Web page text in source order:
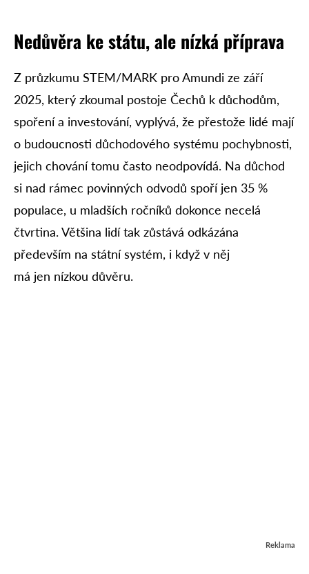
Nedůvěra ke státu, ale nízká příprava
Z průzkumu STEM/MARK pro Amundi ze září
2025, který zkoumal postoje Čechů k důchodům,
spoření a investování, vyplývá, že přestože lidé mají
o budoucnosti důchodového systému pochybnosti,
jejich chování tomu často neodpovídá. Na důchod
si nad rámec povinných odvodů spoří jen 35 %
populace, u mladších ročníků dokonce necelá
čtvrtina. Většina lidí tak zůstává odkázána
především na státní systém, i když v něj
má jen nízkou důvěru.
Reklama